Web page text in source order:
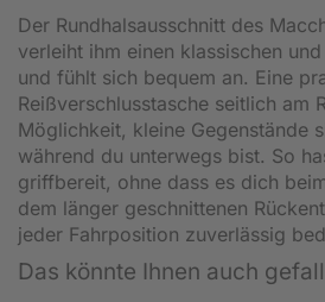
Der Rundhalsausschnitt des
verleiht ihm einen klassischen
und fühlt sich bequem an. Eine
Reißverschlusstasche seitlich am
Möglichkeit, kleine Gegenstände
während du unterwegs bist. So
griffbereit, ohne dass es dich
dem länger geschnittenen
jeder Fahrposition zuverlässig
Das könnte Ihnen auch